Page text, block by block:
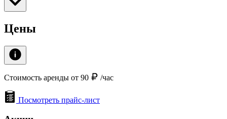
Цены
Стоимость аренды от 90 /час
Посмотреть прайс-лист